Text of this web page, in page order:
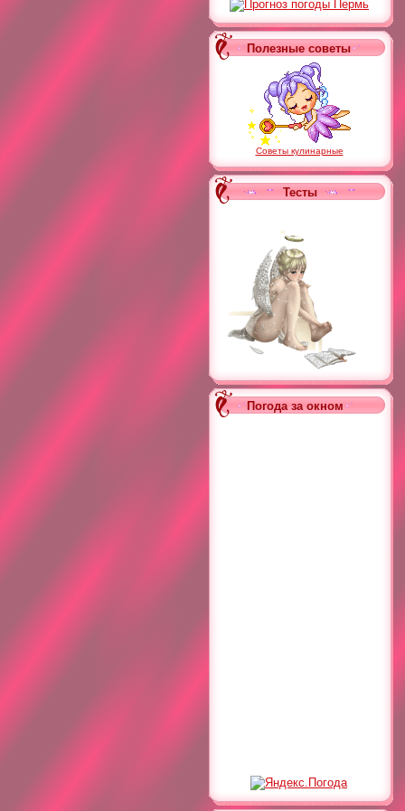
Полезные советы
Советы кулинарные
Тесты
Погода за окном